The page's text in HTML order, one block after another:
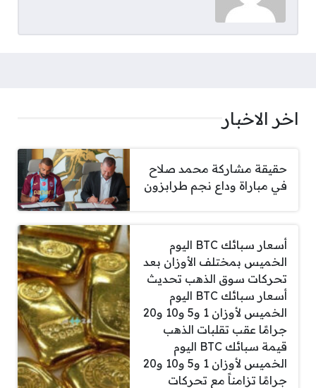
اخر الاخبار
حقيقة مشاركة محمد صلاح
في مباراة وداع نجم طرابزون
أسعار سبائك BTC اليوم
الخميس بمختلف الأوزان بعد
تحركات سوق الذهب تحديث
أسعار سبائك BTC اليوم
الخميس لأوزان 1 و5 و10 و20
جرامًا عقب تقلبات الذهب
قيمة سبائك BTC اليوم
الخميس لأوزان 1 و5 و10 و20
جرامًا تزامناً مع تحركات